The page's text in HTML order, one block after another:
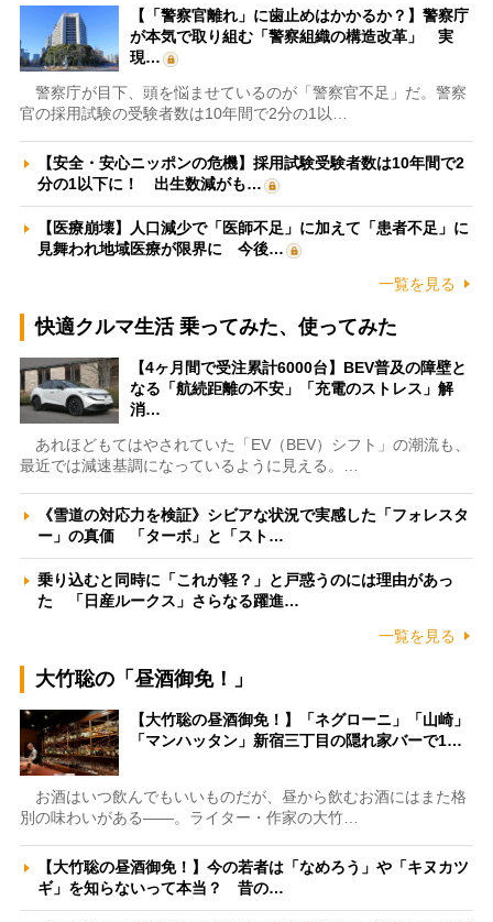
【「警察官離れ」に歯止めはかかるか？】警察庁
が本気で取り組む「警察組織の構造改革」 実
現…
警察庁が目下、頭を悩ませているのが「警察官不足」だ。警察
官の採用試験の受験者数は10年間で2分の1以…
【安全・安心ニッポンの危機】採用試験受験者数は10年間で2
分の1以下に！ 出生数減がも…
【医療崩壊】人口減少で「医師不足」に加えて「患者不足」に
見舞われ地域医療が限界に 今後…
一覧を見る
快適クルマ生活 乗ってみた、使ってみた
【4ヶ月間で受注累計6000台】BEV普及の障壁と
なる「航続距離の不安」「充電のストレス」解
消…
あれほどもてはやされていた「EV（BEV）シフト」の潮流も、
最近では減速基調になっているように見える。…
《雪道の対応力を検証》シビアな状況で実感した「フォレスタ
ー」の真価 「ターボ」と「スト…
乗り込むと同時に「これが軽？」と戸惑うのには理由があっ
た 「日産ルークス」さらなる躍進…
一覧を見る
大竹聡の「昼酒御免！」
【大竹聡の昼酒御免！】「ネグローニ」「山崎」
「マンハッタン」新宿三丁目の隠れ家バーで1…
お酒はいつ飲んでもいいものだが、昼から飲むお酒にはまた格
別の味わいがある――。ライター・作家の大竹…
【大竹聡の昼酒御免！】今の若者は「なめろう」や「キヌカツ
ギ」を知らないって本当？ 昔の…